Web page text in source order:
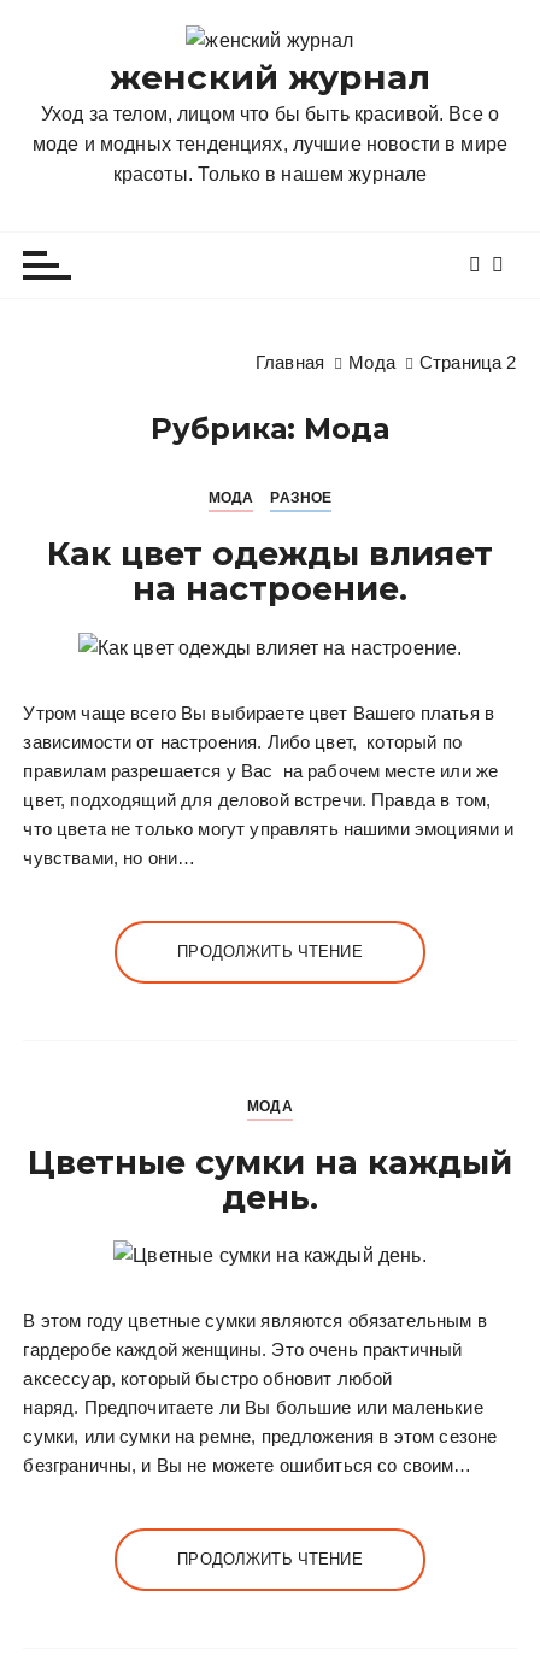
женский журнал
Уход за телом, лицом что бы быть красивой. Все о
моде и модных тенденциях, лучшие новости в мире
красоты. Только в нашем журнале
Главная Мода Страница 2
Рубрика: Мода
МОДА РАЗНОЕ
Как цвет одежды влияет
на настроение.
Утром чаще всего Вы выбираете цвет Вашего платья в
зависимости от настроения. Либо цвет, который по
правилам разрешается у Вас на рабочем месте или же
цвет, подходящий для деловой встречи. Правда в том,
что цвета не только могут управлять нашими эмоциями и
чувствами, но они…
ПРОДОЛЖИТЬ ЧТЕНИЕ
МОДА
Цветные сумки на каждый
день.
В этом году цветные сумки являются обязательным в
гардеробе каждой женщины. Это очень практичный
аксессуар, который быстро обновит любой
наряд. Предпочитаете ли Вы большие или маленькие
сумки, или сумки на ремне, предложения в этом сезоне
безграничны, и Вы не можете ошибиться со своим…
ПРОДОЛЖИТЬ ЧТЕНИЕ